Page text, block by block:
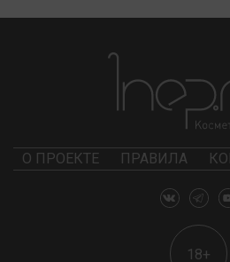
О ПРОЕКТЕ ПРАВИЛА
18+